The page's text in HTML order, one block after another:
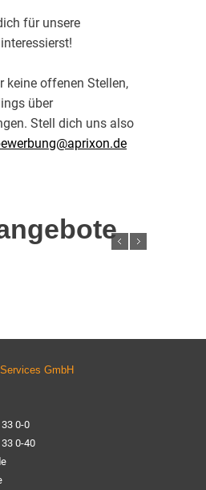
für unsere
keine offenen Stellen,
über
Stell dich uns also
GmbH
0-0
33 0-40